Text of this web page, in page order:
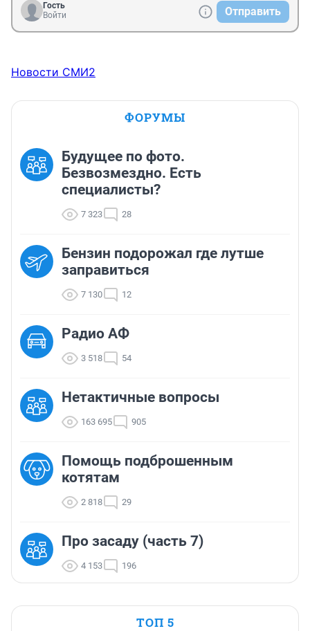
Гость
Войти
Отправить
Новости СМИ2
ФОРУМЫ
Будущее по фото.
Безвозмездно. Есть
специалисты?
7 323 28
Бензин подорожал где лутше
заправиться
7 130 12
Радио АФ
3 518 54
Нетактичные вопросы
163 695 905
Помощь подброшенным
котятам
2 818 29
Про засаду (часть 7)
4 153 196
ТОП 5